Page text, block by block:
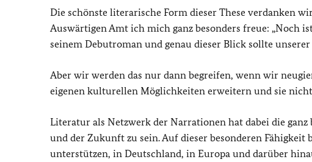
Die schönste literarische Form dieser These verdanken
Auswärtigen Amt ich mich ganz besonders freue: „Noch
seinem Debutroman und genau dieser Blick sollte
Aber wir werden das nur dann begreifen, wenn wir
eigenen kulturellen Möglichkeiten erweitern und sie
Literatur als Netzwerk der Narrationen hat dabei die ganz
und der Zukunft zu sein. Auf dieser besonderen
unterstützen, in Deutschland, in Europa und darüber